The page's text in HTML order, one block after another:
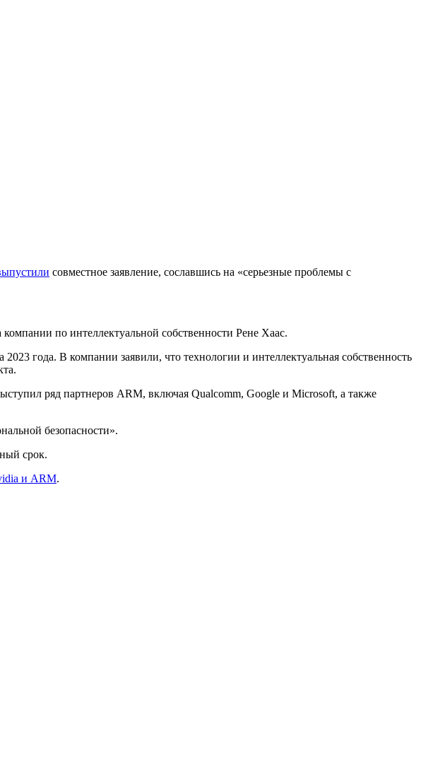
совместное заявление, сославшись на «серьезные проблемы с
по интеллектуальной собственности Рене Хаас.
2023 года. В компании заявили, что технологии и интеллектуальная собственность
ряд партнеров ARM, включая Qualcomm, Google и Microsoft, а также
безопасности».
срок.
и ARM.